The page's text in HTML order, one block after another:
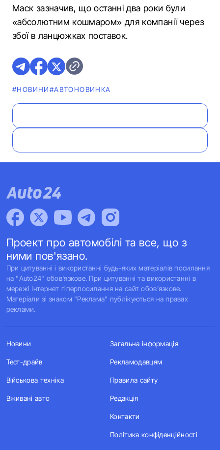
Маск зазначив, що останні два роки були
«абсолютним кошмаром» для компанії через
збої в ланцюжках поставок.
#НОВИНИ#АВТОНОВИНКА
Проект про автомобілі та все, що з
ними пов'язано.
При цитуванні і використанні будь-яких матеріалів посилання
на "Auto24" обов'язкове. При цитуванні та використанні в
мережі Інтернет гіперпосилання на сайт обов'язкове.
Матеріали зі знаком "Реклама" публікуються на правах
реклами.
Новини
Тест-драйв
Військова техніка
Вживані авто
Загальна інформація
Рекламодавцям
Правила сайту
Редакція
Контакти
Політика конфіденційності